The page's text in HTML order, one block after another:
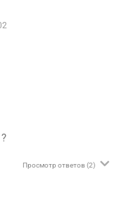
Просмотр ответов (2)